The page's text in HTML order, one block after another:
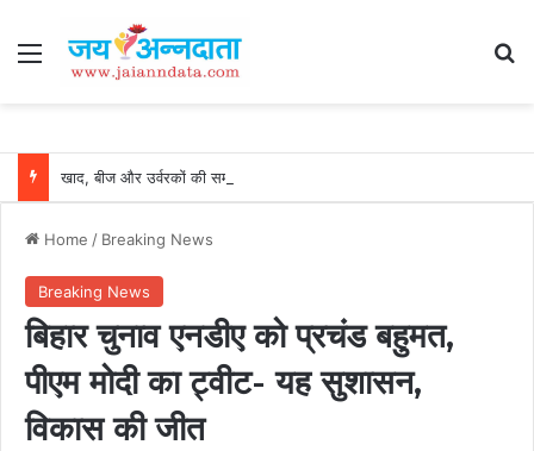
Menu
Home / Breaking News
Breaking News
बिहार चुनाव एनडीए को प्रचंड बहुमत,
पीएम मोदी का ट्वीट- यह सुशासन,
विकास की जीत